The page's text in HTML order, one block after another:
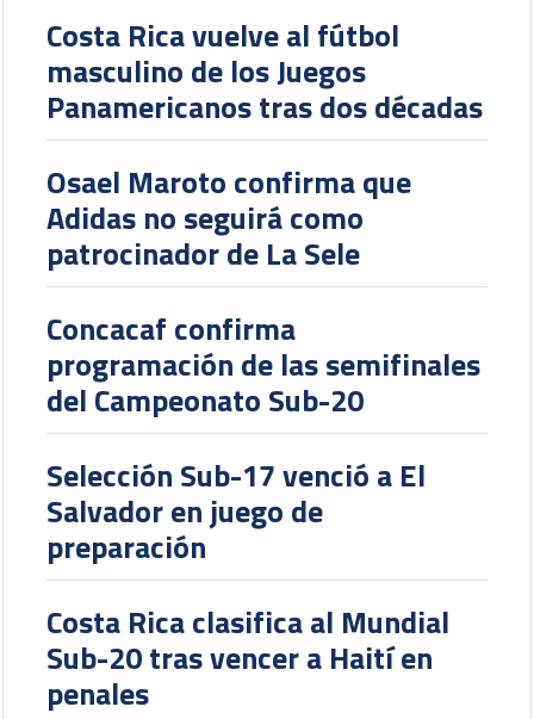
Costa Rica vuelve al fútbol
masculino de los Juegos
Panamericanos tras dos décadas
Osael Maroto confirma que
Adidas no seguirá como
patrocinador de La Sele
Concacaf confirma
programación de las semifinales
del Campeonato Sub-20
Selección Sub-17 venció a El
Salvador en juego de
preparación
Costa Rica clasifica al Mundial
Sub-20 tras vencer a Haití en
penales